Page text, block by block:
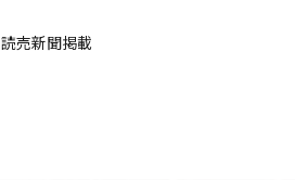
読売新聞掲載